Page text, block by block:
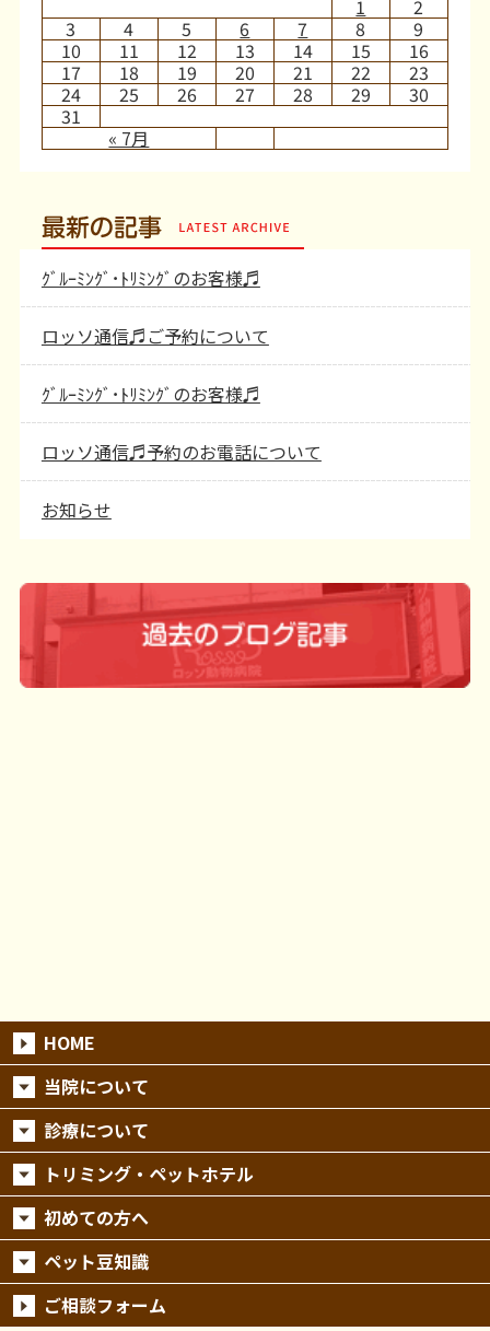
« 7月
1
2
3
4 5 6 7 8
9
10
11 12 13 14 15
16
17
18 19 20 21 22
23
24
25 26 27 28 29
30
31
最新の記事
ｸﾞﾙｰﾐﾝｸﾞ･ﾄﾘﾐﾝｸﾞのお客様♬
ロッソ通信♬ご予約について
ｸﾞﾙｰﾐﾝｸﾞ･ﾄﾘﾐﾝｸﾞのお客様♬
ロッソ通信♬予約のお電話について
お知らせ
HOME
当院について
診療について
トリミング・ペットホテル
初めての方へ
ペット豆知識
ご相談フォーム